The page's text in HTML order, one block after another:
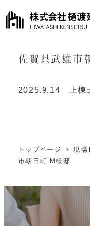
佐賀県武雄市
2025.9.14 上棟
トップページ 現場
市朝日町 M様邸